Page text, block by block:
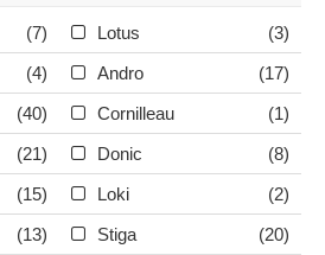
(7) Lotus
(3)
(4) Andro
(17)
(40) Cornilleau
(1)
(21) Donic
(8)
(15) Loki
(2)
(13) Stiga
(20)